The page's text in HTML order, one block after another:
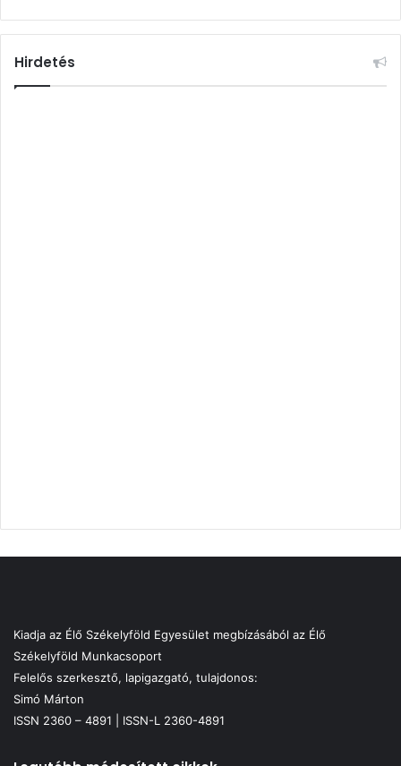
Hirdetés
Kiadja az Élő Székelyföld Egyesület megbízásából az Élő
Székelyföld Munkacsoport
Felelős szerkesztő, lapigazgató, tulajdonos:
Simó Márton
ISSN 2360 – 4891 | ISSN-L 2360-4891